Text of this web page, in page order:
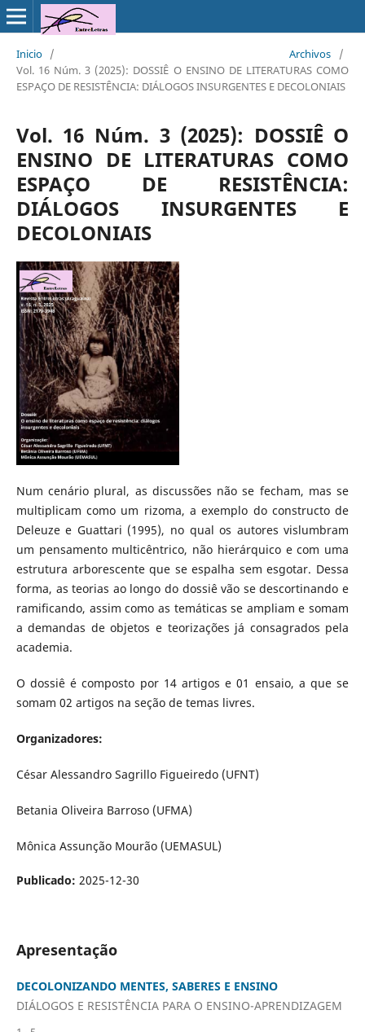
Inicio / Archivos
/
Vol. 16 Núm. 3 (2025): DOSSIÊ O ENSINO DE LITERATURAS COMO
ESPAÇO DE RESISTÊNCIA: DIÁLOGOS INSURGENTES E DECOLONIAIS
Vol. 16 Núm. 3 (2025): DOSSIÊ O
ENSINO DE LITERATURAS COMO
ESPAÇO DE RESISTÊNCIA:
DIÁLOGOS INSURGENTES E
DECOLONIAIS
Num cenário plural, as discussões não se fecham, mas se
multiplicam como um rizoma, a exemplo do constructo de
Deleuze e Guattari (1995), no qual os autores vislumbram
um pensamento multicêntrico, não hierárquico e com uma
estrutura arborescente que se espalha sem esgotar. Dessa
forma, as teorias ao longo do dossiê vão se descortinando e
ramificando, assim como as temáticas se ampliam e somam
a demandas de objetos e teorizações já consagrados pela
academia.
O dossiê é composto por 14 artigos e 01 ensaio, a que se
somam 02 artigos na seção de temas livres.
Organizadores:
César Alessandro Sagrillo Figueiredo (UFNT)
Betania Oliveira Barroso (UFMA)
Mônica Assunção Mourão (UEMASUL)
Publicado: 2025-12-30
Apresentação
DECOLONIZANDO MENTES, SABERES E ENSINO
DIÁLOGOS E RESISTÊNCIA PARA O ENSINO-APRENDIZAGEM